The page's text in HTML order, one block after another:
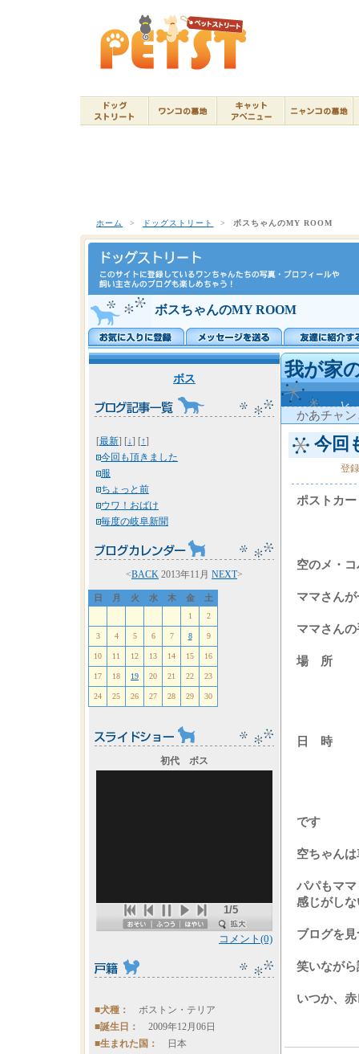
ホーム > ドッグストリート > ボスちゃんのMY ROOM
ボスちゃんのMY ROOM
ボス
[最新] [↓] [↑]
今回も頂きました
服
ちょっと前
ウワ！おばけ
毎度の岐阜新聞
<BACK 2013年11月 NEXT>
日 月 火 水 木 金 土
1 2
3 4 5 6 7 8 9
10 11 12 13 14 15 16
17 18 19 20 21 22 23
24 25 26 27 28 29 30
初代 ボス
1/5
コメント(0)
■犬種： ボストン・テリア
■誕生日： 2009年12月06日
■生まれた国：
日本
我が家
かあチャ
今回
登
ポストカ
空のメ・
ママさん
ママさん
場 所 横
日 時 ２
です
空ちゃん
パパもマ
感じがし
ブログを
笑いなが
いつか、